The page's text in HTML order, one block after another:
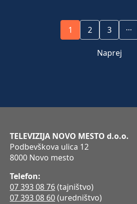
1 2 3 …
Naprej
TELEVIZIJA NOVO MESTO d.o.o.
Podbevškova ulica 12
8000 Novo mesto
Telefon:
07 393 08 76(tajništvo)
07 393 08 60(uredništvo)